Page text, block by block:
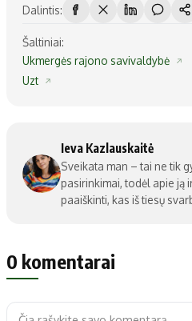
Dalintis:
Šaltiniai:
Ukmergės rajono savivaldybė
Uzt
Ieva Kazlauskaitė
Sveikata man – tai ne tik
pasirinkimai, todėl apie ją
paaiškinti, kas iš tiesų
0 komentarai